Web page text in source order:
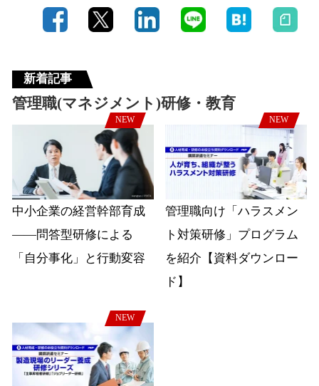
新着記事
管理職(マネジメント)研修・教育
NEW
中小企業の経営幹部育成
――問答型研修による
「自分事化」と行動変容
NEW
管理職向け「ハラスメン
ト対策研修」プログラム
を紹介【資料ダウンロー
ド】
NEW